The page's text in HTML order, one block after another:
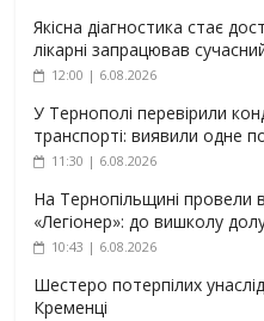
Якісна діагностика стає
лікарні запрацював
12:00 | 6.08.2026
У Тернополі перевірили
транспорті: виявили одне
11:30 | 6.08.2026
На Тернопільщині провели
«Легіонер»: до вишколу
10:43 | 6.08.2026
Шестеро потерпілих
Кременці